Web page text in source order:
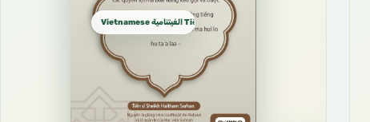
Vietnamese الفيتنامية Tiếng Việt